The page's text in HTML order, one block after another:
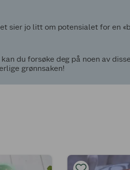
sier jo litt om potensialet for en
du forsøke deg på noen av
grønnsaken!